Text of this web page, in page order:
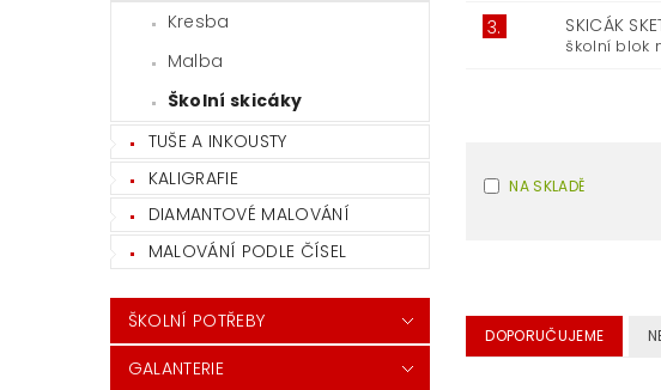
Kresba
Malba
Školní skicáky
TUŠE A INKOUSTY
KALIGRAFIE
DIAMANTOVÉ MALOVÁNÍ
MALOVÁNÍ PODLE ČÍSEL
ŠKOLNÍ POTŘEBY
GALANTERIE
3. SKICÁK
školní blok
NA SKLADĚ
DOPORUČUJEME